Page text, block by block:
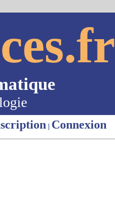
| Connexion